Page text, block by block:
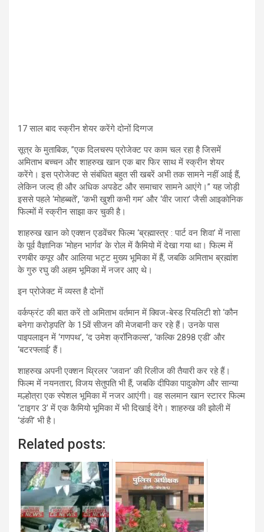
17 साल बाद स्क्रीन शेयर करेंगे दोनों दिग्गज
सूत्र के मुताबिक, ”एक दिलचस्प प्रोजेक्ट पर काम चल रहा है जिसमें
अमिताभ बच्चन और शाहरुख खान एक बार फिर साथ में स्क्रीन शेयर
करेंगे। इस प्रोजेक्ट से संबंधित बहुत सी खबरें अभी तक सामने नहीं आई हैं,
लेकिन जल्द ही और अधिक अपडेट और समाचार सामने आएंगे।” यह जोड़ी
इससे पहले ‘मोहब्बतें’, ‘कभी खुशी कभी गम’ और ‘वीर जारा’ जैसी आइकोनिक
फिल्मों में स्क्रीन साझा कर चुकी है।
शाहरुख खान को एक्शन एडवेंचर फिल्म ‘ब्रह्मास्त्र : पार्ट वन शिवा’ में नासा
के पूर्व वैज्ञानिक ‘मोहन भार्गव’ के रोल में कैमियो में देखा गया था। फिल्म में
रणबीर कपूर और आलिया भट्ट मुख्य भूमिका में हैं, जबकि अमिताभ ब्रह्मांश
के गुरु रघु की अहम भूमिका में नजर आए थे।
इन प्रोजेक्ट में व्यस्त है दोनों
वर्कफ्रंट की बात करें तो अमिताभ वर्तमान में क्विज-बेस्ड रियलिटी शो ‘कौन
बनेगा करोड़पति’ के 15वें सीजन की मेजबानी कर रहे हैं। उनके पास
पाइपलाइन में ‘गणपथ’, ‘द उमेश क्रॉनिकल्स’, ‘कल्कि 2898 एडी’ और
‘बटरफ्लाई’ हैं।
शाहरुख अपनी एक्शन थ्रिलर ‘जवान’ की रिलीज की तैयारी कर रहे हैं।
फिल्म में नयनतारा, विजय सेतुपति भी हैं, जबकि दीपिका पादुकोण और सान्या
मल्होत्रा एक स्पेशल भूमिका में नजर आएंगी। वह सलमान खान स्टारर फिल्म
‘टाइगर 3’ में एक कैमियो भूमिका में भी दिखाई देंगे। शाहरुख की झोली में
‘डंकी’ भी है।
Related posts: